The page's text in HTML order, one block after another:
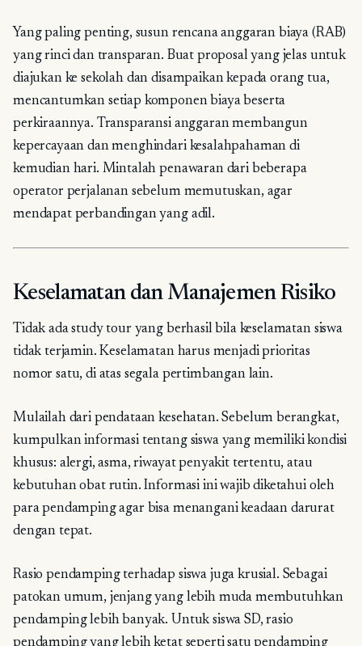
Yang paling penting, susun rencana anggaran biaya (RAB)
yang rinci dan transparan. Buat proposal yang jelas untuk
diajukan ke sekolah dan disampaikan kepada orang tua,
mencantumkan setiap komponen biaya beserta
perkiraannya. Transparansi anggaran membangun
kepercayaan dan menghindari kesalahpahaman di
kemudian hari. Mintalah penawaran dari beberapa
operator perjalanan sebelum memutuskan, agar
mendapat perbandingan yang adil.
Keselamatan dan Manajemen Risiko
Tidak ada study tour yang berhasil bila keselamatan siswa
tidak terjamin. Keselamatan harus menjadi prioritas
nomor satu, di atas segala pertimbangan lain.
Mulailah dari pendataan kesehatan. Sebelum berangkat,
kumpulkan informasi tentang siswa yang memiliki kondisi
khusus: alergi, asma, riwayat penyakit tertentu, atau
kebutuhan obat rutin. Informasi ini wajib diketahui oleh
para pendamping agar bisa menangani keadaan darurat
dengan tepat.
Rasio pendamping terhadap siswa juga krusial. Sebagai
patokan umum, jenjang yang lebih muda membutuhkan
pendamping lebih banyak. Untuk siswa SD, rasio
pendamping yang lebih ketat seperti satu pendamping